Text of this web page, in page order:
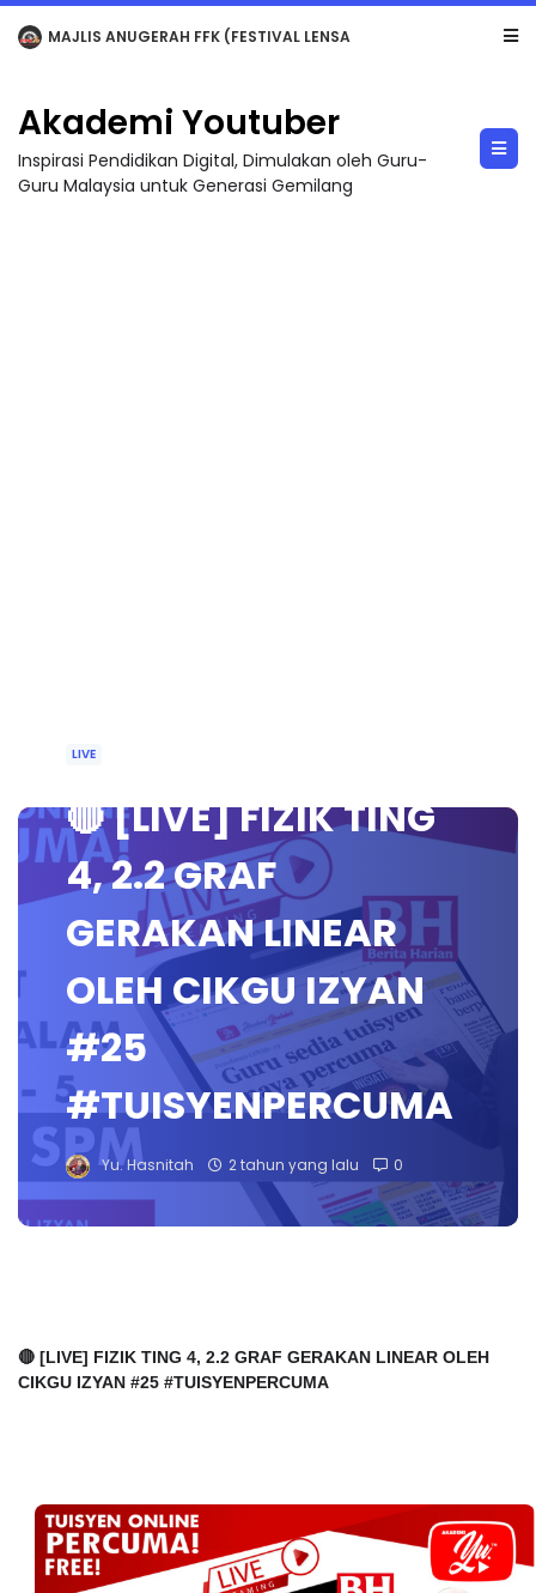
LIVE 🔴 [LIVE] MATEMATIK SR, WANG TAHUN 6 OLEH CIKGU ANITA #ALLINONE #141 #...
Akademi Youtuber
Inspirasi Pendidikan Digital, Dimulakan oleh Guru-
Guru Malaysia untuk Generasi Gemilang
LIVE
🔴 [LIVE] FIZIK TING
4, 2.2 GRAF
GERAKAN LINEAR
OLEH CIKGU IZYAN
#25
#TUISYENPERCUMA
Yu. Hasnitah 2 tahun yang lalu 0
🔴 [LIVE] FIZIK TING 4, 2.2 GRAF GERAKAN LINEAR OLEH
CIKGU IZYAN #25 #TUISYENPERCUMA